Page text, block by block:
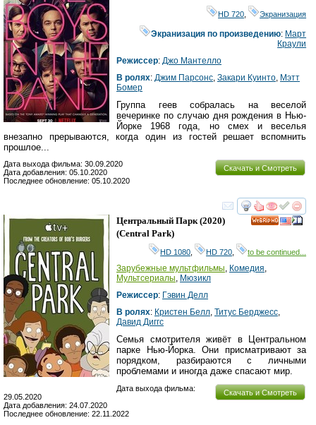
HD 720 Экранизация
Экранизация по произведению: Март
Краули
Режиссер: Джо Мантелло
В ролях: Джим Парсонс Закари Куинто Мэтт
Бомер
Группа геев собралась на веселой
вечеринке по случаю дня рождения в Нью-
Йорке 1968 года, но смех и веселья
внезапно прерываются, когда один из гостей решает вспомнить
прошлое...
Скачать и Смотреть
Дата выхода фильма: 30.09.2020
Дата добавления: 05.10.2020
Последнее обновление: 05.10.2020
смотреть
Центральный Парк(2020)
(Central Park)
HD 1080 HD 720 to be continued...
Зарубежные мультфильмы, Комедия,
Мультсериалы, Мюзикл
Режиссер: Гэвин Делл
В ролях: Кристен Белл, Титус Берджесс,
Давид Диггс
Семья смотрителя живёт в Центральном
парке Нью-Йорка. Они присматривают за
порядком, разбираются с личными
проблемами и иногда даже спасают мир.
Скачать и Смотреть
Дата выхода фильма:
29.05.2020
Дата добавления: 24.07.2020
Последнее обновление: 22.11.2022